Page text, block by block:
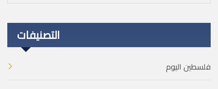
التصنيفات
فلسطين اليوم